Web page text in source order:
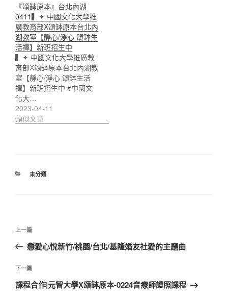
『頌缽原本』台北內湖
0411▍✦ 中國文化大學推
廣教育部X頌缽原本台北內
湖教室【靜心/淨心 頌缽生
活禪】新班招生中
▍✦ 中國文化大學推廣教
育部X頌缽原本台北內湖教
室【靜心/淨心 頌缽生活
禪】新班招生中 #中國文
化大…
2023-04-11
類似文章
分
未分類
文
導
覽
上
一
文
章
上一篇
戀愛心悅新竹/桃園/台北/基隆婚友社愛的主題曲
下
一
下一篇
課程合作|元智大學X頌缽原本-0224音療師證照課程